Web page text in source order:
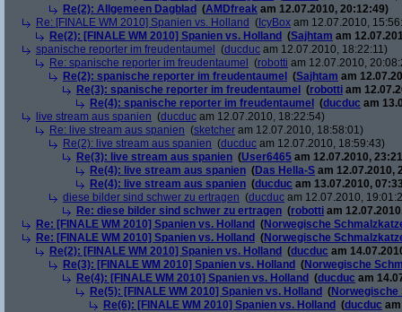
Re(2): Allgemeen Dagblad (AMDfreak am 12.07.2010, 20:12:49)
Re: [FINALE WM 2010] Spanien vs. Holland ( IcyBox am 12.07.2010,
Re(2): [FINALE WM 2010] Spanien vs. Holland (Sajhtam am
spanische reporter im freudentaumel
(ducduc am 12.07.2010, 18:22:11)
Re: spanische reporter im freudentaumel
(robotti am 12.07.2010,
Re(2): spanische reporter im freudentaumel
(Sajhtam am
Re(3): spanische reporter im freudentaumel
(robotti am
Re(4): spanische reporter im freudentaumel
(ducduc am
live stream aus spanien (ducduc am 12.07.2010, 18:22:54)
Re: live stream aus spanien (sketcher am 12.07.2010, 18:58:01)
Re(2): live stream aus spanien (ducduc am 12.07.2010, 18:59:43)
Re(3): live stream aus spanien (User6465 am 12.07.2010,
Re(4): live stream aus spanien (Das Hella-S am 12.07.2010,
Re(4): live stream aus spanien (ducduc am 13.07.2010,
diese bilder sind schwer zu ertragen (ducduc am 12.07.2010,
Re: diese bilder sind schwer zu ertragen (robotti am
Re: [FINALE WM 2010] Spanien vs. Holland (Norwegische
Re: [FINALE WM 2010] Spanien vs. Holland (Norwegische
Re(2): [FINALE WM 2010] Spanien vs. Holland (ducduc am
Re(3): [FINALE WM 2010] Spanien vs. Holland (Norwegische
Re(4): [FINALE WM 2010] Spanien vs. Holland (ducduc am
Re(5): [FINALE WM 2010] Spanien vs. Holland (
Re(6): [FINALE WM 2010] Spanien vs. Holland (ducduc